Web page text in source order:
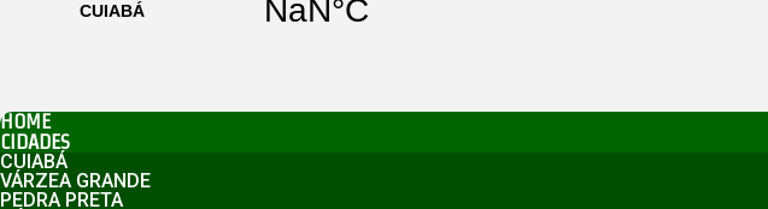
HOME
CIDADES
CUIABÁ
VÁRZEA GRANDE
PEDRA PRETA